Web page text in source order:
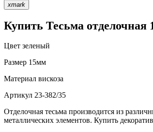
xmark
Купить Тесьма отделочная
Цвет зеленый
Размер 15мм
Материал вискоза
Артикул 23-382/35
Отделочная тесьма производится из
металлических элементов. Купить